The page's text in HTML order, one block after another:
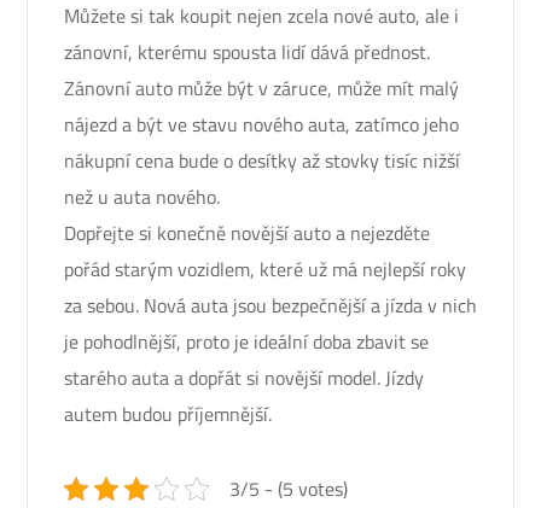
Můžete si tak koupit nejen zcela nové auto, ale i
zánovní, kterému spousta lidí dává přednost.
Zánovní auto může být v záruce, může mít malý
nájezd a být ve stavu nového auta, zatímco jeho
nákupní cena bude o desítky až stovky tisíc nižší
než u auta nového.
Dopřejte si konečně novější auto a nejezděte
pořád starým vozidlem, které už má nejlepší roky
za sebou. Nová auta jsou bezpečnější a jízda v nich
je pohodlnější, proto je ideální doba zbavit se
starého auta a dopřát si novější model. Jízdy
autem budou příjemnější.
3/5 - (5 votes)